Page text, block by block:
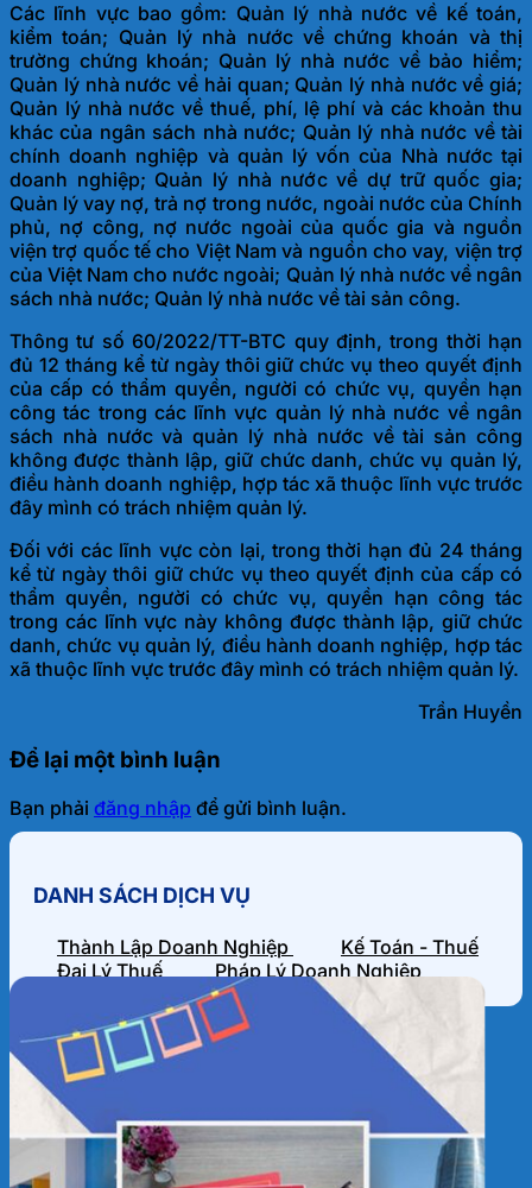
Các lĩnh vực bao gồm: Quản lý nhà nước về kế toán,
kiểm toán; Quản lý nhà nước về chứng khoán và thị
trường chứng khoán; Quản lý nhà nước về bảo hiểm;
Quản lý nhà nước về hải quan; Quản lý nhà nước về giá;
Quản lý nhà nước về thuế, phí, lệ phí và các khoản thu
khác của ngân sách nhà nước; Quản lý nhà nước về tài
chính doanh nghiệp và quản lý vốn của Nhà nước tại
doanh nghiệp; Quản lý nhà nước về dự trữ quốc gia;
Quản lý vay nợ, trả nợ trong nước, ngoài nước của Chính
phủ, nợ công, nợ nước ngoài của quốc gia và nguồn
viện trợ quốc tế cho Việt Nam và nguồn cho vay, viện trợ
của Việt Nam cho nước ngoài; Quản lý nhà nước về ngân
sách nhà nước; Quản lý nhà nước về tài sản công.
Thông tư số 60/2022/TT-BTC quy định, trong thời hạn
đủ 12 tháng kể từ ngày thôi giữ chức vụ theo quyết định
của cấp có thẩm quyền, người có chức vụ, quyền hạn
công tác trong các lĩnh vực quản lý nhà nước về ngân
sách nhà nước và quản lý nhà nước về tài sản công
không được thành lập, giữ chức danh, chức vụ quản lý,
điều hành doanh nghiệp, hợp tác xã thuộc lĩnh vực trước
đây mình có trách nhiệm quản lý.
Đối với các lĩnh vực còn lại, trong thời hạn đủ 24 tháng
kể từ ngày thôi giữ chức vụ theo quyết định của cấp có
thẩm quyền, người có chức vụ, quyền hạn công tác
trong các lĩnh vực này không được thành lập, giữ chức
danh, chức vụ quản lý, điều hành doanh nghiệp, hợp tác
xã thuộc lĩnh vực trước đây mình có trách nhiệm quản lý.
Trần Huyền
Để lại một bình luận
Bạn phải đăng nhập để gửi bình luận.
DANH SÁCH DỊCH VỤ
Thành Lập Doanh Nghiệp
Kế Toán - Thuế
Đại Lý Thuế
Pháp Lý Doanh Nghiệp
HỒ SƠ NĂNG LỰC